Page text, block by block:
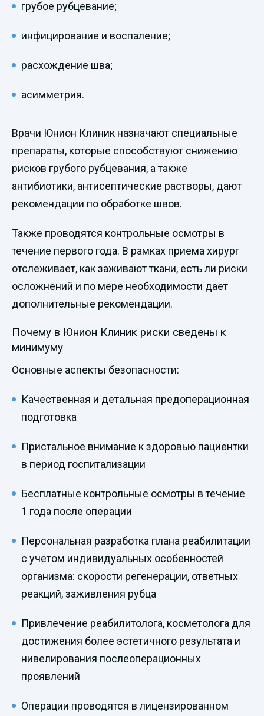
грубое рубцевание;
инфицирование и воспаление;
расхождение шва;
асимметрия.
Врачи Юнион Клиник назначают специальные
препараты, которые способствуют снижению
рисков грубого рубцевания, а также
антибиотики, антисептические растворы, дают
рекомендации по обработке швов.
Также проводятся контрольные осмотры в
течение первого года. В рамках приема хирург
отслеживает, как заживают ткани, есть ли риски
осложнений и по мере необходимости дает
дополнительные рекомендации.
Почему в Юнион Клиник риски сведены к
минимуму
Основные аспекты безопасности:
Качественная и детальная предоперационная
подготовка
Пристальное внимание к здоровью пациентки
в период госпитализации
Бесплатные контрольные осмотры в течение
1 года после операции
Персональная разработка плана реабилитации
с учетом индивидуальных особенностей
организма: скорости регенерации, ответных
реакций, заживления рубца
Привлечение реабилитолога, косметолога для
достижения более эстетичного результата и
нивелирования послеоперационных
проявлений
Операции проводятся в лицензированном